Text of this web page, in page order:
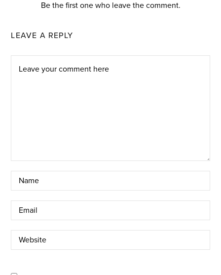
Be the first one who leave the comment.
LEAVE A REPLY